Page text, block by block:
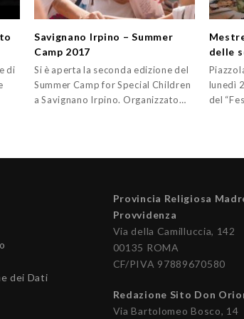
di
Savignano Irpino – Summer
Camp 2017
Si è aperta la seconda edizione del
Summer Camp for Special Children
a Savignano Irpino. Organizzato…
delle
lunedì
del
dei Dati
Provincia Religiosa
Provvidenza
Via della Camilluccia, 142
00135 ROMA
CF/PIVA 97889670580
Redazione Sito Don
Via Bartolomeo Bosco, 14